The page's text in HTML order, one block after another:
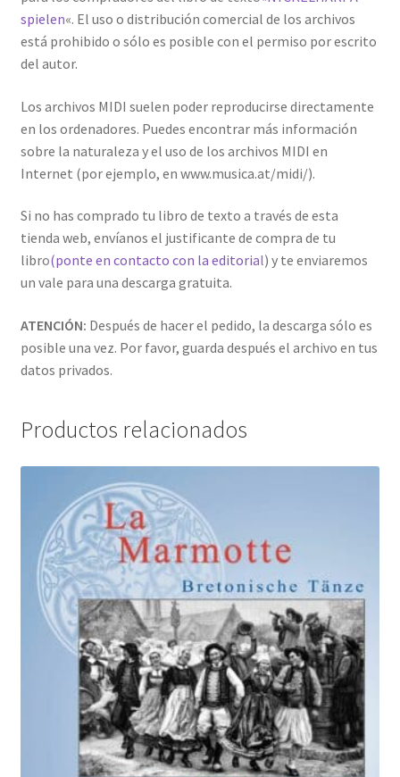
spielen«. El uso o distribución comercial de los archivos
está prohibido o sólo es posible con el permiso por escrito
del autor.
Los archivos MIDI suelen poder reproducirse directamente
en los ordenadores. Puedes encontrar más información
sobre la naturaleza y el uso de los archivos MIDI en
Internet (por ejemplo, en www.musica.at/midi/).
Si no has comprado tu libro de texto a través de esta
tienda web, envíanos el justificante de compra de tu
libro(ponte en contacto con la editorial) y te enviaremos
un vale para una descarga gratuita.
ATENCIÓN: Después de hacer el pedido, la descarga sólo es
posible una vez. Por favor, guarda después el archivo en tus
datos privados.
Productos relacionados